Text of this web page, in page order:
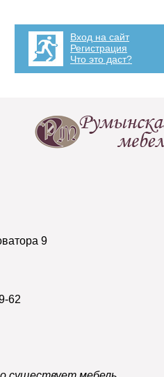
Вход на сайт
Регистрация
Что это даст?
9
62